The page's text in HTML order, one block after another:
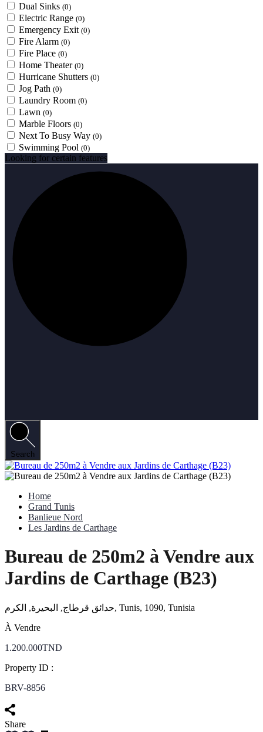
Dual Sinks (0)
Electric Range (0)
Emergency Exit (0)
Fire Alarm (0)
Fire Place (0)
Home Theater (0)
Hurricane Shutters (0)
Jog Path (0)
Laundry Room (0)
Lawn (0)
Marble Floors (0)
Next To Busy Way (0)
Swimming Pool (0)
Looking for certain features
Search
Home
Grand Tunis
Banlieue Nord
Les Jardins de Carthage
Bureau de 250m2 à Vendre aux
Jardins de Carthage (B23)
حدائق قرطاج, البحيرة, الكرم, Tunis, 1090, Tunisia
À Vendre
1.200.000TND
Property ID :
BRV-8856
Share